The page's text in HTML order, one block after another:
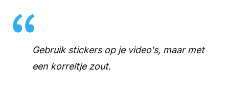
Gebruik stickers op je video's, maar met
een korreltje zout.